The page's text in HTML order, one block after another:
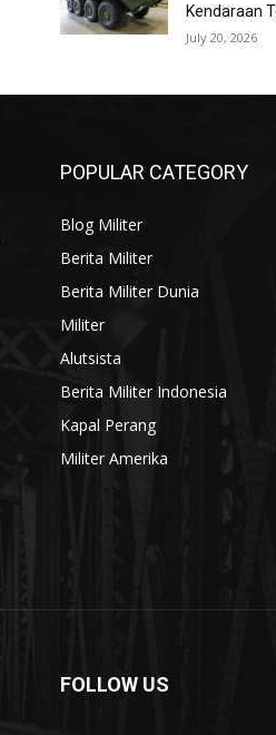
Kendaraan
July 20, 2026
POPULAR CATEGORY
Blog Militer
Berita Militer
Berita Militer Dunia
Militer
Alutsista
Berita Militer Indonesia
Kapal Perang
Militer Amerika
FOLLOW US